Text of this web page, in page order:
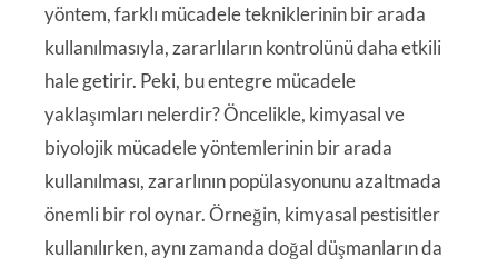
yöntem, farklı mücadele tekniklerinin bir arada
kullanılmasıyla, zararlıların kontrolünü daha etkili
hale getirir. Peki, bu entegre mücadele
yaklaşımları nelerdir? Öncelikle, kimyasal ve
biyolojik mücadele yöntemlerinin bir arada
kullanılması, zararlının popülasyonunu azaltmada
önemli bir rol oynar. Örneğin, kimyasal pestisitler
kullanılırken, aynı zamanda doğal düşmanların da